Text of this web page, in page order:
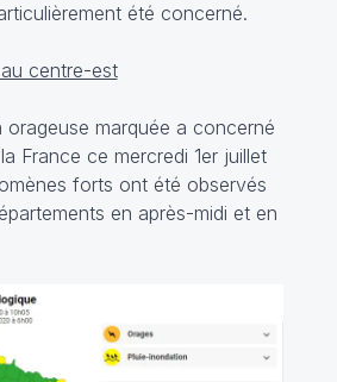
été concerné.
centre-est
orageuse marquée a concerné
France ce mercredi 1er juillet
forts ont été observés
en après-midi et en